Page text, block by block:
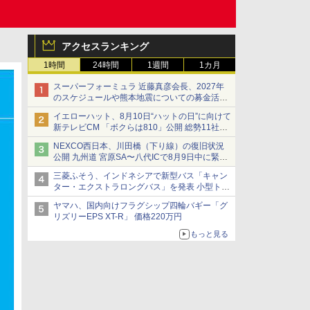
アクセスランキング
1時間 24時間 1週間 1カ月
スーパーフォーミュラ 近藤真彦会長、2027年
のスケジュールや熊本地震についての募金活動
を紹介
イエローハット、8月10日“ハットの日”に向けて
新テレビCM 「ボクらは810」公開 総勢11社
107名が参画
NEXCO西日本、川田橋（下り線）の復旧状況
公開 九州道 宮原SA〜八代ICで8月9日中に緊急
車両を通行可能に
三菱ふそう、インドネシアで新型バス「キャン
ター・エクストラロングバス」を発表 小型トラ
ックベースの観光・旅客輸送向けバス
ヤマハ、国内向けフラグシップ四輪バギー「グ
リズリーEPS XT-R」 価格220万円
もっと見る